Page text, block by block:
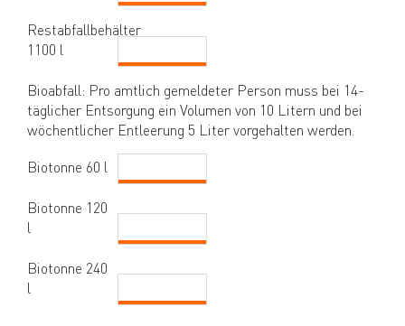
Restabfallbehälter
1100 l
Bioabfall: Pro amtlich gemeldeter Person muss bei 14-
täglicher Entsorgung ein Volumen von 10 Litern und bei
wöchentlicher Entleerung 5 Liter vorgehalten werden.
Biotonne 60 l
Biotonne 120
l
Biotonne 240
l